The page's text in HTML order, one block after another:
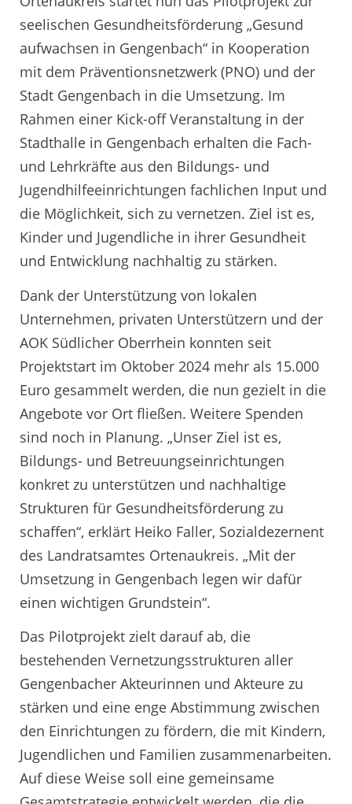
seelischen Gesundheitsförderung „Gesund
aufwachsen in Gengenbach“ in Kooperation
mit dem Präventionsnetzwerk (PNO) und der
Stadt Gengenbach in die Umsetzung. Im
Rahmen einer Kick-off Veranstaltung in der
Stadthalle in Gengenbach erhalten die Fach-
und Lehrkräfte aus den Bildungs- und
Jugendhilfeeinrichtungen fachlichen Input und
die Möglichkeit, sich zu vernetzen. Ziel ist es,
Kinder und Jugendliche in ihrer Gesundheit
und Entwicklung nachhaltig zu stärken.
Dank der Unterstützung von lokalen
Unternehmen, privaten Unterstützern und der
AOK Südlicher Oberrhein konnten seit
Projektstart im Oktober 2024 mehr als 15.000
Euro gesammelt werden, die nun gezielt in die
Angebote vor Ort fließen. Weitere Spenden
sind noch in Planung. „Unser Ziel ist es,
Bildungs- und Betreuungseinrichtungen
konkret zu unterstützen und nachhaltige
Strukturen für Gesundheitsförderung zu
schaffen“, erklärt Heiko Faller, Sozialdezernent
des Landratsamtes Ortenaukreis. „Mit der
Umsetzung in Gengenbach legen wir dafür
einen wichtigen Grundstein“.
Das Pilotprojekt zielt darauf ab, die
bestehenden Vernetzungsstrukturen aller
Gengenbacher Akteurinnen und Akteure zu
stärken und eine enge Abstimmung zwischen
den Einrichtungen zu fördern, die mit Kindern,
Jugendlichen und Familien zusammenarbeiten.
Auf diese Weise soll eine gemeinsame